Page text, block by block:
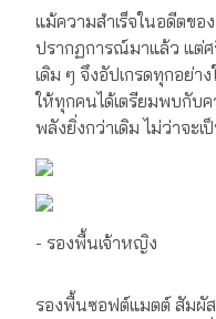
แม้ความสำเร็จในอดีตขอ
ปรากฏการณ์มาแล้ว แต่ศ
เดิม ๆ จึงอัปเกรดทุกอย่า
ให้ทุกคนได้เตรียมพบกับ
พลังยิ่งกว่าเดิม ไม่ว่าจะเ
- รองพื้นเจ้าหญิง
รองพื้นซอฟต์แมตต์ สัมผั